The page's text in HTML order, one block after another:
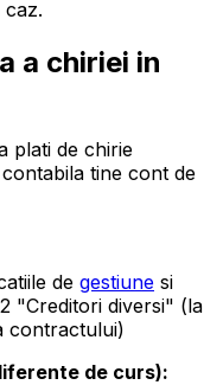
a chiriei in
plati de chirie
tine cont de
de gestiune si
"Creditori diversi" (la
contractului)
de curs):